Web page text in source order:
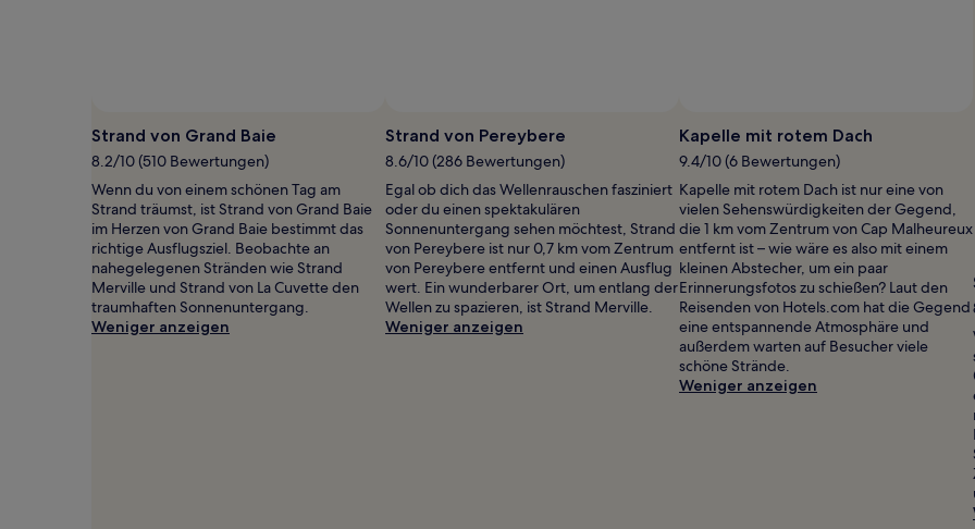
Strand von Grand Baie
8.2/10 (510 Bewertungen)
Wenn du von einem schönen Tag am
Strand träumst, ist Strand von Grand Baie
im Herzen von Grand Baie bestimmt das
richtige Ausflugsziel. Beobachte an
nahegelegenen Stränden wie Strand
Merville und Strand von La Cuvette den
traumhaften Sonnenuntergang.
Weniger anzeigen
Strand von Pereybere
8.6/10 (286 Bewertungen)
Egal ob dich das Wellenrauschen fasziniert
oder du einen spektakulären
Sonnenuntergang sehen möchtest, Strand
von Pereybere ist nur 0,7 km vom Zentrum
von Pereybere entfernt und einen Ausflug
wert. Ein wunderbarer Ort, um entlang der
Wellen zu spazieren, ist Strand Merville.
Weniger anzeigen
Kapelle mit rotem Dach
9.4/10 (6 Bewertungen)
Kapelle mit rotem Dach ist nur eine von
vielen Sehenswürdigkeiten der Gegend,
die 1 km vom Zentrum von Cap Malheureux
entfernt ist – wie wäre es also mit einem
kleinen Abstecher, um ein paar
Erinnerungsfotos zu schießen? Laut den
Reisenden von Hotels.com hat die Gegend
eine entspannende Atmosphäre und
außerdem warten auf Besucher viele
schöne Strände.
Weniger anzeigen